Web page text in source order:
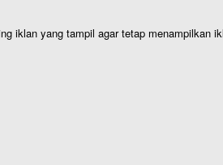
iklan yang tampil agar tetap